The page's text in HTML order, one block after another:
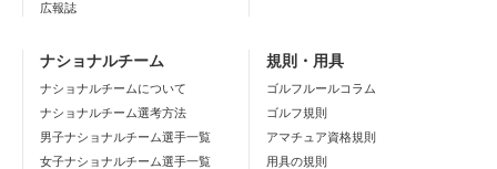
広報誌
ナショナルチーム
ナショナルチームについて
ナショナルチーム選考方法
男子ナショナルチーム選手一覧
女子ナショナルチーム選手一覧
規則・用具
ゴルフルールコラム
ゴルフ規則
アマチュア資格規則
用具の規則